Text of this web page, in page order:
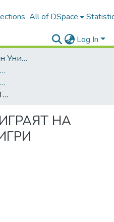
All of DSpace
Log In
Бургаски Свободен Университет | Burgas Free University
5. Списание Съвременна хуманитаристика | Journal of Contemporary Humanitaristics
Съвременна хуманитаристика, 2025, Брой 2
…СЕГА ВСИЧКИ ИГРАЯТ НА КОМПЮТЪРНИ ИГРИ
НА